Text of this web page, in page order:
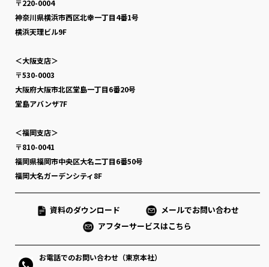
〒220-0004
神奈川県横浜市西区北幸一丁目4番1号
横浜天理ビル9F
＜大阪支店＞
〒530-0003
大阪府大阪市北区堂島一丁目6番20号
堂島アバンザ7F
＜福岡支店＞
〒810-0041
福岡県福岡市中央区大名二丁目6番50号
福岡大名ガーデンシティ8F
資料のダウンロード
メールでお問い合わせ
アフターサービスはこちら
お電話でのお問い合わせ（東京本社）